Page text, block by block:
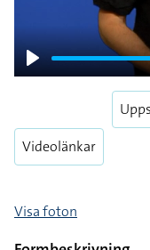
Play
Videolänkar
Visa foton